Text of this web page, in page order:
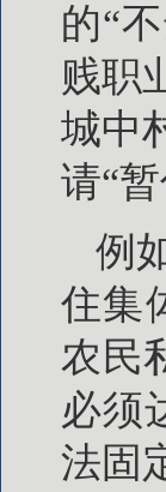
的“
贱职
城中
请“
例
住集
农民
必须
法固